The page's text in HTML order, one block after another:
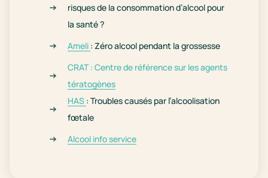
risques de la consommation d’alcool pour
la santé ?
Ameli : Zéro alcool pendant la grossesse
CRAT : Centre de référence sur les agents
tératogènes
HAS : Troubles causés par l’alcoolisation
fœtale
Alcool info service